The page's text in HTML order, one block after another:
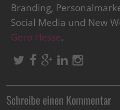
Branding,
Social Media und New
Gero Hesse.
Schreibe einen Kommentar